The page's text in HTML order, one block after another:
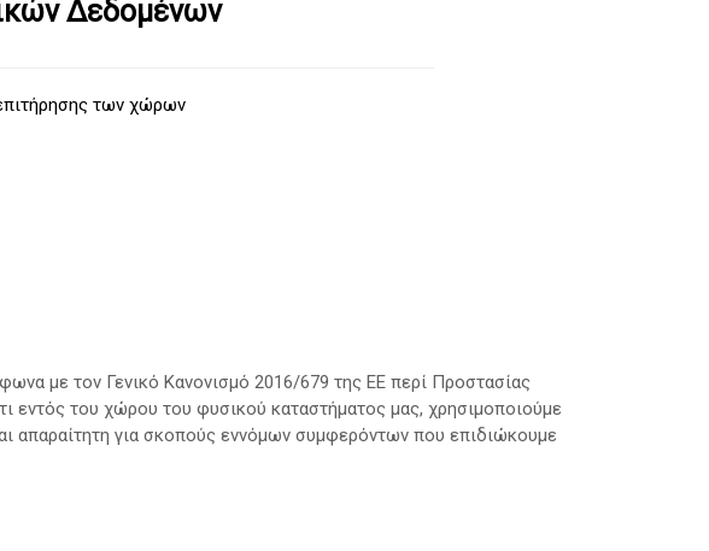
Δεδομένων
των χώρων
με τον Γενικό Κανονισμό 2016/679 της ΕΕ περί Προστασίας
του χώρου του φυσικού καταστήματος μας, χρησιμοποιούμε
απαραίτητη για σκοπούς εννόμων συμφερόντων που επιδιώκουμε